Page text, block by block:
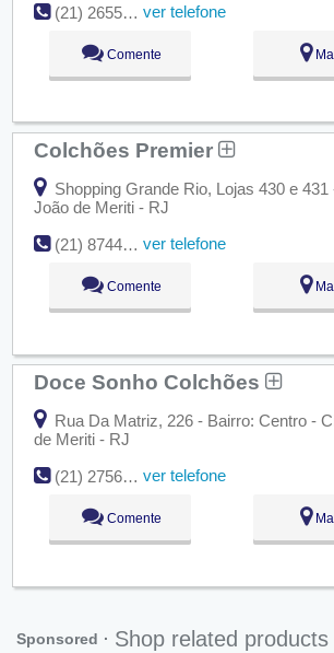
(21) 2655-0401
ver telefone
Comente
Colchões Premier
Shopping Grande Rio, Lojas 430 e
João de Meriti - RJ
(21) 8744-4071
ver telefone
Comente
Doce Sonho Colchões
Rua Da Matriz, 226 - Bairro: Centro -
de Meriti - RJ
(21) 2756-3337
ver telefone
Comente